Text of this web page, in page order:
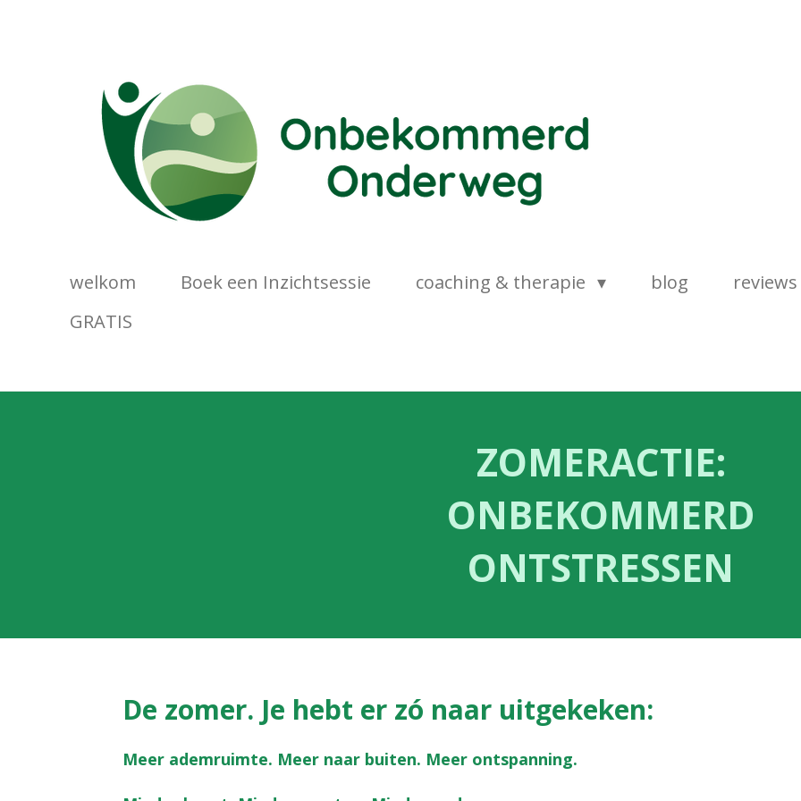
hoofdinhoud
welkom Boek een Inzichtsessie coaching & therapie blog
reviews
GRATIS
ZOMERACTIE:
ONBEKOMMERD
ONTSTRESSEN
De zomer. Je hebt er zó naar uitgekeken:
Meer ademruimte. Meer naar buiten. Meer ontspanning.